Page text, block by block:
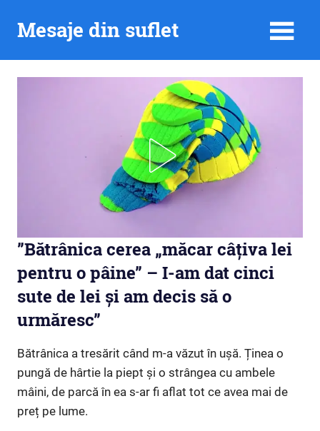
Mesaje din suflet
”Bătrânica cerea „măcar câțiva lei
pentru o pâine” – I-am dat cinci
sute de lei și am decis să o
urmăresc”
Bătrânica a tresărit când m-a văzut în ușă. Ținea o
pungă de hârtie la piept și o strângea cu ambele
mâini, de parcă în ea s-ar fi aflat tot ce avea mai de
preț pe lume.